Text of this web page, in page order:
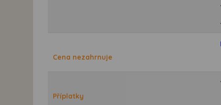
Cena nezahrnuje
Příplatky